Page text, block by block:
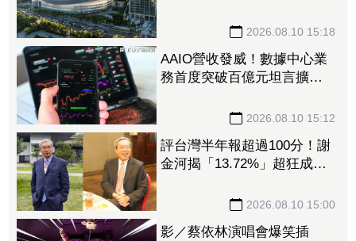
2026.08.10 15:18
AAIO營收發威！數據中心業
務首度突破百億元坦言擴
2026.08.10 15:12
評台灣半年報超過100分！謝
金河揭「13.72%」超狂成長
2026.08.10 15:00
影／蔡依林演唱會爆笑插